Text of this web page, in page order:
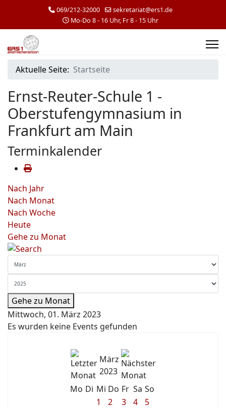
069/212-32000
sekretariat@ers1.de
Mo-Do 8 - 16 Uhr, Fr 8 - 15 Uhr
Aktuelle Seite: Startseite
Ernst-Reuter-Schule 1 -
Oberstufengymnasium in
Frankfurt am Main
Terminkalender
Nach Jahr
Nach Monat
Nach Woche
Heute
Gehe zu Monat
Gehe zu Monat
Mittwoch, 01. März 2023
Es wurden keine Events gefunden
März
2023
Mo Di Mi Do Fr Sa So
1
2 3 4
5